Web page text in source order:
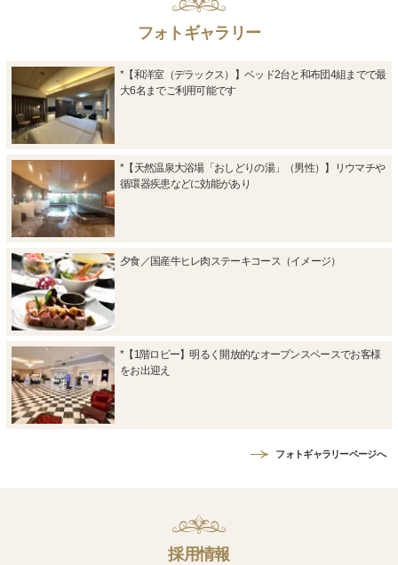
フォトギャラリー
*【和洋室（デラックス）】ベッド2台と和布団4組までで最
大6名までご利用可能です
*【天然温泉大浴場「おしどりの湯」（男性）】リウマチや
循環器疾患などに効能があり
夕食／国産牛ヒレ肉ステーキコース（イメージ）
*【1階ロビー】明るく開放的なオープンスペースでお客様
をお出迎え
フォトギャラリーページへ
採用情報